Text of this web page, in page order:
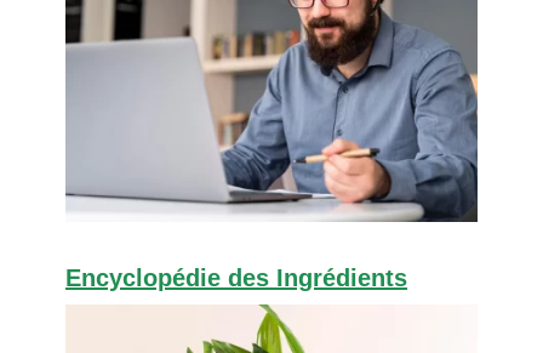
Encyclopédie des Ingrédients